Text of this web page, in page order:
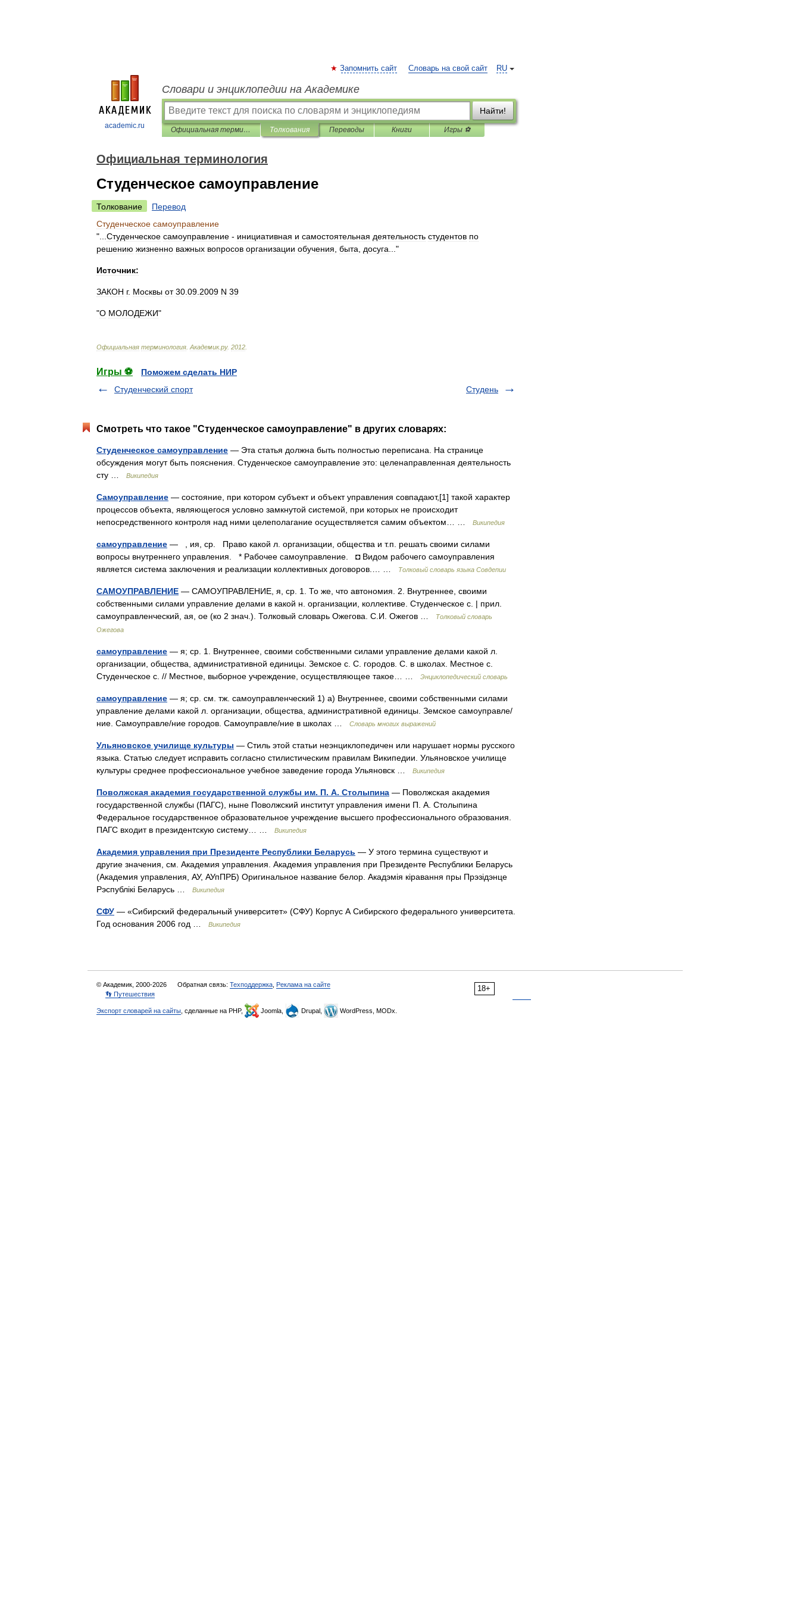
academic.ru
RU
Запомнить сайт Словарь на свой сайт
Словари и энциклопедии на Академике
Найти!
Официальная терминология Толкования Переводы Книги Игры ⚽
Официальная терминология
Студенческое самоуправление
Толкование
Перевод
Студенческое самоуправление
"... Студенческое самоуправление - инициативная и самостоятельная деятельность студентов по
решению жизненно важных вопросов организации обучения быта досуга ..."
Источник:
ЗАКОН г. Москвы от 30 09 2009 N 39
"О МОЛОДЕЖИ"
Официальная терминология Академик.ру. 2012
Игры ⚽
Поможем сделать НИР
Студенческий спорт
Студень
Смотреть что такое "Студенческое самоуправление" в других словарях:
Студенческое самоуправление — Эта статья должна быть полностью переписана. На странице
обсуждения могут быть пояснения. Студенческое самоуправление это: целенаправленная деятельность
сту …
Википедия
Самоуправление — состояние, при котором субъект и объект управления совпадают,[1] такой характер
процессов объекта, являющегося условно замкнутой системой, при которых не происходит
непосредственного контроля над ними целеполагание осуществляется самим объектом… …
Википедия
самоуправление — , ия, ср. Право какой л. организации, общества и т.п. решать своими силами
вопросы внутреннего управления. * Рабочее самоуправление. ◘ Видом рабочего самоуправления
является система заключения и реализации коллективных договоров.… …
Толковый словарь языка Совдепии
САМОУПРАВЛЕНИЕ — САМОУПРАВЛЕНИЕ, я, ср. 1. То же, что автономия. 2. Внутреннее, своими
собственными силами управление делами в какой н. организации, коллективе. Студенческое с. | прил.
самоуправленческий, ая, ое (ко 2 знач.). Толковый словарь Ожегова. С.И. Ожегов …
Толковый словарь
Ожегова
самоуправление — я; ср. 1. Внутреннее, своими собственными силами управление делами какой л.
организации, общества, административной единицы. Земское с. С. городов. С. в школах. Местное с.
Студенческое с. // Местное, выборное учреждение, осуществляющее такое… …
Энциклопедический словарь
самоуправление — я; ср. см. тж. самоуправленческий 1) а) Внутреннее, своими собственными силами
управление делами какой л. организации, общества, административной единицы. Земское самоуправле/
ние. Самоуправле/ние городов. Самоуправле/ние в школах …
Словарь многих выражений
Ульяновское училище культуры — Стиль этой статьи неэнциклопедичен или нарушает нормы русского
языка. Статью следует исправить согласно стилистическим правилам Википедии. Ульяновское училище
культуры среднее профессиональное учебное заведение города Ульяновск …
Википедия
Поволжская академия государственной службы им. П. А. Столыпина — Поволжская академия
государственной службы (ПАГС), ныне Поволжский институт управления имени П. А. Столыпина
Федеральное государственное образовательное учреждение высшего профессионального образования.
ПАГС входит в президентскую систему… …
Википедия
Академия управления при Президенте Республики Беларусь — У этого термина существуют и
другие значения, см. Академия управления. Академия управления при Президенте Республики Беларусь
(Академия управления, АУ, АУпПРБ) Оригинальное название белор. Акадэмія кіравання пры Прэзідэнце
Рэспублікі Беларусь …
Википедия
СФУ — «Сибирский федеральный университет» (CФУ) Корпус А Сибирского федерального университета.
Год основания 2006 год …
Википедия
18+
© Академик, 2000-2026 Обратная связь: Техподдержка Реклама на сайте
👣 Путешествия
Экспорт словарей на сайты , сделанные на PHP, Joomla, Drupal, WordPress, MODx.